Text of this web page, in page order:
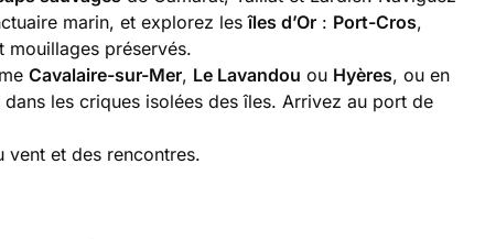
marin, et explorez lesîles d’Or : Port-Cros,
mouillages préservés.
Cavalaire-sur-Mer, Le Lavandou ou Hyères, ou en
dans les criques isolées des îles. Arrivez au port de
vent et des rencontres.